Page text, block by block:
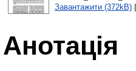
Завантажити (372kB)|
Анотація